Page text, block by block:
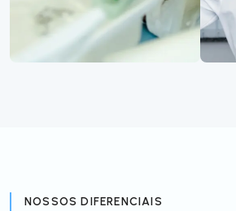
NOSSOS DIFERENCIAIS